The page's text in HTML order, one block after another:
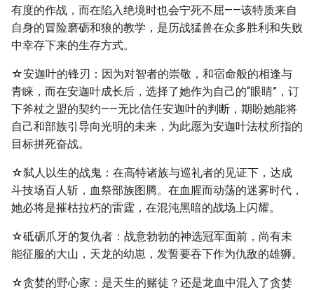
有度的作战，而在陷入绝境时也会宁死不屈——该特质来自
自身的冒险磨砺和狼的教学，是历战猛兽在众多胜利和失败
中幸存下来的生存方式。
☆安迦叶的锋刃：因为对智者的崇敬，和宿命般的相逢与
青睐，而在安迦叶成长后，选择了她作为自己的“眼睛”，订
下斧杖之盟的契约——无比信任安迦叶的判断，期盼她能将
自己和部族引导向光明的未来，为此愿为安迦叶法杖所指的
目标拼死奋战。
☆弑人以生的战鬼：在高特诸族与巡礼者的见证下，达成
斗技场百人斩，血祭部族图腾。在血腥而动荡的迷雾时代，
她必将是摧枯拉朽的雷霆，在混沌黑暗的战场上闪耀。
☆砥砺爪牙的复仇者：战意勃勃的神选冠军面前，尚有未
能征服的大山，天龙的幼崽，发誓要吞下作为仇敌的雄狮。
☆贪婪的野心家：是天生的赌徒？还是龙血中混入了贪婪